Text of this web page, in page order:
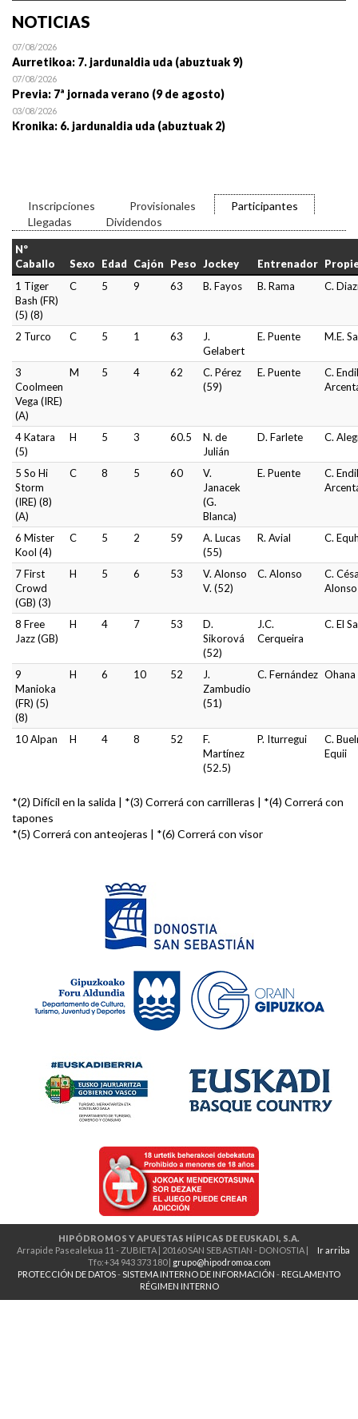
NOTICIAS
07/08/2026
Aurretikoa: 7. jardunaldia uda (abuztuak 9)
07/08/2026
Previa: 7ª jornada verano (9 de agosto)
03/08/2026
Kronika: 6. jardunaldia uda (abuztuak 2)
Inscripciones Provisionales
Participantes
Llegadas
Dividendos
Nº
Caballo
Sexo Edad Cajón Peso Jockey Entrenador
1 Tiger
Bash (FR)
(5) (8)
C 5 9 63 B. Fayos B. Rama C.
2 Turco C 5 1 63
J.
Gelabert
E. Puente M.E.
3
Coolmeen
Vega (IRE)
(A)
M 5 4 62
C. Pérez
(59)
E. Puente
C.
4 Katara
(5)
H 5 3 60.5
N. de
Julián
D. Farlete C.
5 So Hi
Storm
(IRE) (8)
(A)
C 8 5 60
V.
Janacek
(G.
Blanca)
E. Puente
C.
6 Mister
Kool (4)
C 5 2 59
A. Lucas
(55)
R. Avial C.
7 First
Crowd
(GB) (3)
H 5 6 53
V. Alonso
V. (52)
C. Alonso
C.
Alonso
8 Free
Jazz (GB)
H 4 7 53
D.
Sikorová
(52)
J.C.
Cerqueira
C. El
9
Manioka
(FR) (5)
(8)
H 6 10 52
J.
Zambudio
(51)
C. Fernández Ohana
10 Alpan H 4 8 52
F.
Martínez
(52.5)
P. Iturregui
C.
Equii
*(2) Difícil en la salida | *(3) Correrá con carrilleras | *(4) Correrá con
tapones
*(5) Correrá con anteojeras | *(6) Correrá con visor
HIPÓDROMOS Y APUESTAS HÍPICAS DE EUSKADI, S.A.
Ir arriba
Arrapide Pasealekua 11 - ZUBIETA | 20160 SAN SEBASTIAN - DONOSTIA |
Tfo:+34 943 373 180 | grupo@hipodromoa.com
PROTECCIÓN DE DATOS-SISTEMA INTERNO DE INFORMACIÓN - REGLAMENTO
RÉGIMEN INTERNO